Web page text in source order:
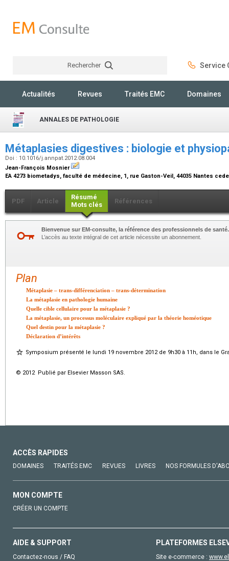
Rechercher Service
Actualités Revues Traités EMC Domaines
ANNALES DE PATHOLOGIE
Métaplasies digestives : biologie et
Doi : 10.1016/j.annpat.2012.08.004
Jean-François Mosnier
EA 4273 biometadys, faculté de médecine, 1, rue Gaston-Veil, 44035 Nantes
PDF Article
Résumé
Mots clés
Références
Bienvenue sur EM-consulte, la référence des professionnels de santé.
L’accès au texte intégral de cet article nécessite un abonnement.
Plan
Métaplasie – trans-différenciation – trans-détermination
La métaplasie en pathologie humaine
Quelle cible cellulaire pour la métaplasie ?
La métaplasie, un processus moléculaire expliqué par la théorie homéotique
Quel destin pour la métaplasie ?
Déclaration d’intérêts
Symposium présenté le lundi 19 novembre 2012 de 9h30 à 11h, dans le
© 2012 Publié par Elsevier Masson SAS.
ACCÈS RAPIDES
DOMAINES TRAITÉS EMC REVUES LIVRES NOS FORMULES
MON COMPTE
CRÉER UN COMPTE
AIDE & SUPPORT
Contactez-nous / FAQ
PLATEFORMES
Site e-commerce :